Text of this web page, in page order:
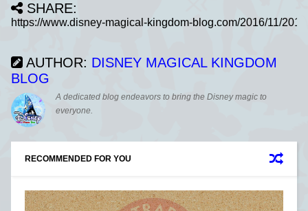
SHARE:
AUTHOR: DISNEY MAGICAL KINGDOM
BLOG
A dedicated blog endeavors to bring the Disney magic to
everyone.
RECOMMENDED FOR YOU